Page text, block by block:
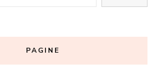
PAGINE